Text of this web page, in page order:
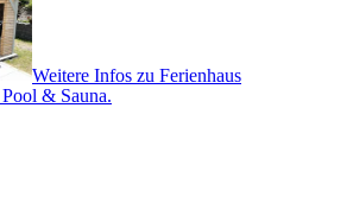
Weitere Infos zu Ferienhaus
& Sauna.